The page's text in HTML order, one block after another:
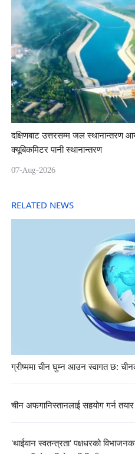
दक्षिणबाट उत्तरसम्म जल स्थानान्तरण
क्यूबिकमिटर पानी स्थानान्तरण
07-Aug-2026
RELATED NEWS
ग्रीष्ममा चीन घुम्न आउन स्वागत छ:
चीन अफगानिस्तानलाई सहयोग गर्न
'थाईवान स्वतन्त्रता' पक्षधरको